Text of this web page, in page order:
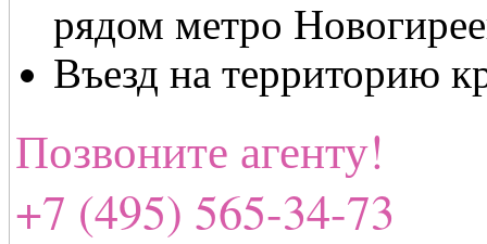
рядом метро
Въезд на территорию
Позвоните агенту!
+7 (495) 565-34-73